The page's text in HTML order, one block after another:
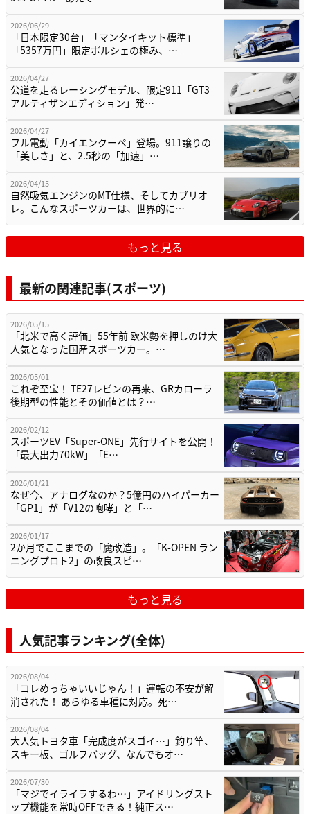
2026/06/29
「日本限定30台」「マンタイキット標準」
「5357万円」限定ポルシェの極み、…
2026/04/27
公道を走るレーシングモデル、限定911「GT3
アルティザンエディション」発…
2026/04/27
フル電動「カイエンクーペ」登場。911譲りの
「美しさ」と、2.5秒の「加速」…
2026/04/15
自然吸気エンジンのMT仕様、そしてカブリオ
レ。こんなスポーツカーは、世界的に…
もっと見る
最新の関連記事(スポーツ)
2026/05/15
「北米で高く評価」55年前 欧米勢を押しのけ大
人気となった国産スポーツカー。…
2026/05/01
これぞ至宝！ TE27レビンの再来、GRカローラ
後期型の性能とその価値とは？…
2026/02/12
スポーツEV「Super-ONE」先行サイトを公開！
「最大出力70kW」「E…
2026/01/21
なぜ今、アナログなのか？5億円のハイパーカー
「GP1」が「V12の咆哮」と「…
2026/01/17
2か月でここまでの「魔改造」。「K-OPEN ラン
ニングプロト2」の改良スピ…
もっと見る
人気記事ランキング(全体)
2026/08/04
「コレめっちゃいいじゃん！」運転の不安が解
消された！ あらゆる車種に対応。死…
2026/08/04
大人気トヨタ車「完成度がスゴイ…」釣り竿、
スキー板、ゴルフバッグ、なんでもオ…
2026/07/30
「マジでイライラするわ…」アイドリングスト
ップ機能を常時OFFできる！純正ス…